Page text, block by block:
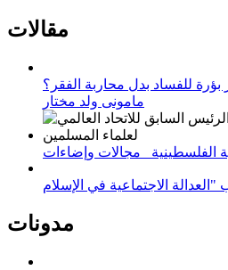
مقالات
للفساد بدل محاربة الفقر؟
مامونى ولد مختار
الفلسطينية_ مجالات وإضاءات
مدونات